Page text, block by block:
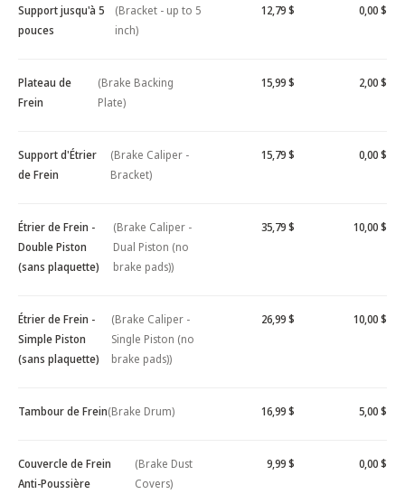
Support jusqu'à 5
pouces
(Bracket - up to 5
inch)
12,79 $ 0,00 $
Plateau de
Frein
(Brake Backing
Plate)
15,99 $ 2,00 $
Support d'Étrier
de Frein
(Brake Caliper -
Bracket)
15,79 $ 0,00 $
Étrier de Frein -
Double Piston
(sans plaquette)
(Brake Caliper -
Dual Piston (no
brake pads))
35,79 $ 10,00 $
Étrier de Frein -
Simple Piston
(sans plaquette)
(Brake Caliper -
Single Piston (no
brake pads))
26,99 $ 10,00 $
Tambour de Frein(Brake Drum) 16,99 $ 5,00 $
Couvercle de Frein
Anti-Poussière
(Brake Dust
Covers)
9,99 $ 0,00 $